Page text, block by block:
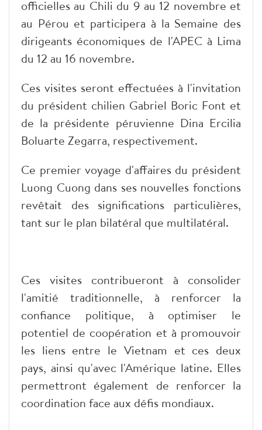
officielles au Chili du 9 au 12 novembre et
au Pérou et participera à la Semaine des
dirigeants économiques de l'APEC à Lima
du 12 au 16 novembre.
Ces visites seront effectuées à l'invitation
du président chilien Gabriel Boric Font et
de la présidente péruvienne Dina Ercilia
Boluarte Zegarra, respectivement.
Ce premier voyage d'affaires du président
Luong Cuong dans ses nouvelles fonctions
revêtait des significations particulières,
tant sur le plan bilatéral que multilatéral.
Ces visites contribueront à consolider
l'amitié traditionnelle, à renforcer la
confiance politique, à optimiser le
potentiel de coopération et à promouvoir
les liens entre le Vietnam et ces deux
pays, ainsi qu'avec l'Amérique latine. Elles
permettront également de renforcer la
coordination face aux défis mondiaux.